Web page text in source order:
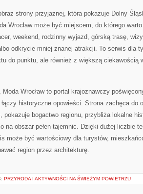
strony przyjaznej, która pokazuje Dolny
Wrocław może być miejscem, do którego
weekend, rodzinny wyjazd, górską trasę,
odkrycie mniej znanej atrakcji. To serwis dla
do punktu, ale również z większą ciekawością
Moda Wrocław to portal krajoznawczy
historyczne opowieści. Strona zachęca do
pokazuje bogactwo regionu, przybliża lokalne
na obszar pełen tajemnic. Dzięki dużej liczbie
może być wartościowy dla turystów,
region przez architekturę.
PRZYRODA I AKTYWNOŚCI NA ŚWIEŻYM POWIETRZU